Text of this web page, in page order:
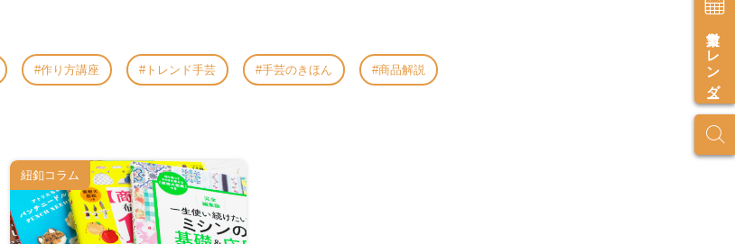
営業カレンダー
作り方講座 トレンド手芸 手芸のきほん 商品解説
紐釦コラム